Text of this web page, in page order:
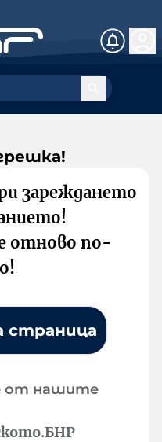
зареждането
отново по-
страница
от нашите